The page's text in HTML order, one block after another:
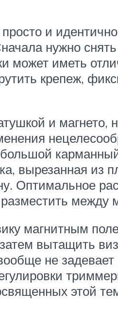
и
нужно
может иметь
крепеж,
и магнето,
вырезанная из
между
магнитным
вытащить
не
этой